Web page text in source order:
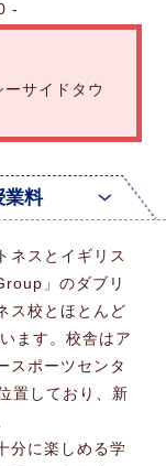
-
サイドタウ
業料
ネスとイギリス
」のダブリ
ス校とほとんど
ます。校舎はア
スポーツセンタ
置しており、新
分に楽しめる学